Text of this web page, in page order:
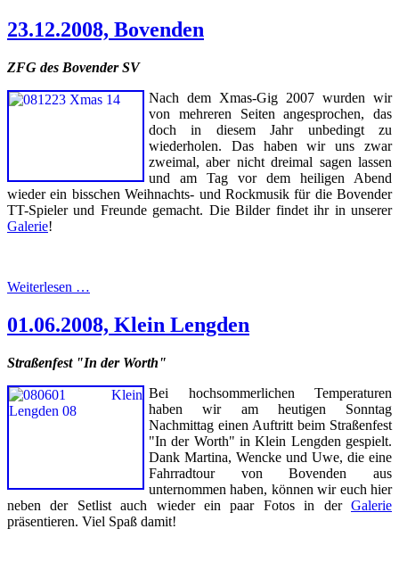
23.12.2008, Bovenden
ZFG des Bovender SV
Nach dem Xmas-Gig 2007 wurden wir
von mehreren Seiten angesprochen, das
doch in diesem Jahr unbedingt zu
wiederholen. Das haben wir uns zwar
zweimal, aber nicht dreimal sagen lassen
und am Tag vor dem heiligen Abend
wieder ein bisschen Weihnachts- und Rockmusik für die Bovender
TT-Spieler und Freunde gemacht. Die Bilder findet ihr in unserer
Galerie!
Weiterlesen …
01.06.2008, Klein Lengden
Straßenfest "In der Worth"
Bei hochsommerlichen Temperaturen
haben wir am heutigen Sonntag
Nachmittag einen Auftritt beim Straßenfest
"In der Worth" in Klein Lengden gespielt.
Dank Martina, Wencke und Uwe, die eine
Fahrradtour von Bovenden aus
unternommen haben, können wir euch hier
neben der Setlist auch wieder ein paar Fotos in der Galerie
präsentieren. Viel Spaß damit!